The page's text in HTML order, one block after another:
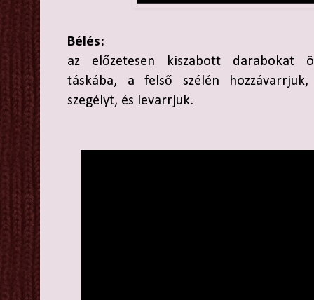
Bélés:
az előzetesen kiszabott darabokat
táskába, a felső szélén
szegélyt, és levarrjuk.